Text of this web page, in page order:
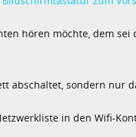
hören möchte, dem
abschaltet, sondern nur
in den Wifi-